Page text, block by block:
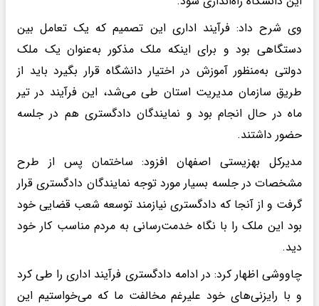
وی شرح داد: فرآیند اداری این تصمیم که یک تعامل بین
دستگاهی بود و برای اینکه ملک مذکور به‌عنوان یک ملک
دولتی به‌منظور آموزش در اختیار دانشگاه قرار بگیرد باید از
طریق سازمان مدیریت استان طی می‌شد، این فرآیند در تیر
ماه در حال انجام بود و نمایندگان دادگستری هم در جلسه
حضور داشتند.
مدیرکل بهزیستی اصفهان افزود: ساختمان پس از طرح
مشخصات در جلسه بسیار مورد توجه نمایندگان دادگستری‌ قرار
گرفت و از آنجا که دادگستری نیازمند توسعه شعب قضایی خود
بود این‌ ملک را با نگاه خدمت‌رسانی به مردم مناسب کار خود
دید.
چاووشی اظهار کرد: در ادامه دادگستری فرآیند اداری را طی کرد
و با رایزنی‌های خود علیرغم مخالفت ما که می‌خواستیم این